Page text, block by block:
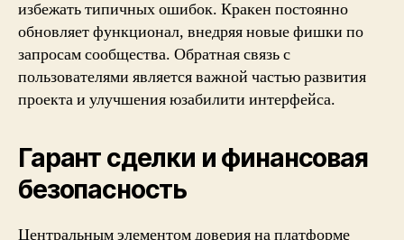
избежать типичных ошибок. Кракен постоянно
обновляет функционал, внедряя новые фишки по
запросам сообщества. Обратная связь с
пользователями является важной частью развития
проекта и улучшения юзабилити интерфейса.
Гарант сделки и финансовая
безопасность
Центральным элементом доверия на платформе